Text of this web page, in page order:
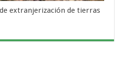
extranjerización de tierras